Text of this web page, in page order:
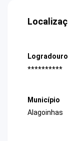
Logradouro
**********
Município
Alagoinhas